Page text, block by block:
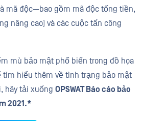
mã độc—bao gồm mã độc tống tiền,
nâng cao) và các cuộc tấn công
mù bảo mật phổ biến trong đồ họa
hiểu thêm về tình trạng bảo mật
hãy tải xuống OPSWAT Báo cáo bảo
2021.*